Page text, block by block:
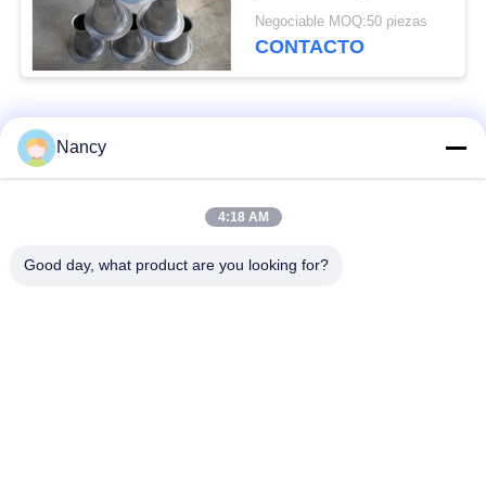
tamaño personalizado
Negociable MOQ:50 piezas
CONTACTO
Categorías Populares
Bolsa de filtro de
Nancy
4:18 AM
Good day, what product are you looking for?